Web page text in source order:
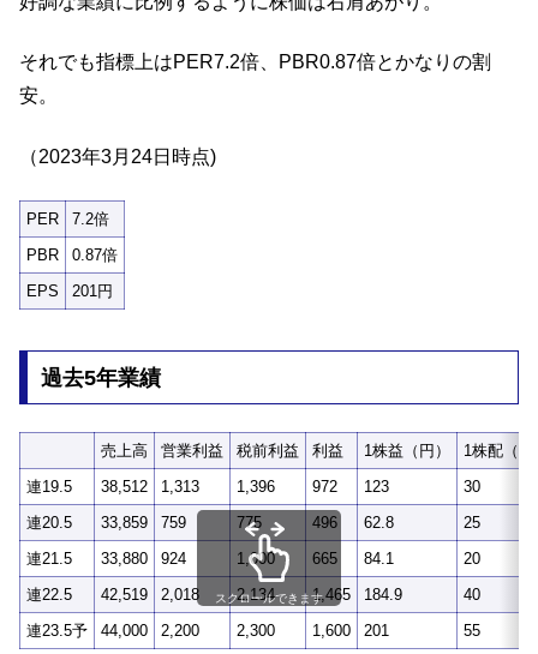
それでも指標上はPER7.2倍、PBR0.87倍とかなりの割
安。
（2023年3月24日時点)
PER
7.2倍
PBR
0.87倍
EPS
201円
過去5年業績
売上高 営業利益 税前利益 利益 1株益（円）
1株配（円
連19.5
38,512 1,313 1,396 972 123
30
連20.5
33,859 759 775 496 62.8
25
連21.5
33,880 924 1,000 665 84.1
20
連22.5
42,519 2,018 2,134 1,465 184.9
40
連23.5予
44,000 2,200 2,300 1,600 201 55
スクロールできます